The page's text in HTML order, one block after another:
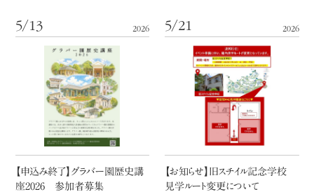
【申込み終了】グラバー園歴史講
座2026 参加者募集
2026
5/13
【お知らせ】旧スチイル記念学校
見学ルート変更について
2026
5/21